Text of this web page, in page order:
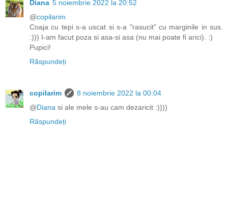
Diana 5 noiembrie 2022 la 20:52
@copilarim
Coaja cu tepi s-a uscat si s-a "rasucit" cu marginile in sus.
:))) I-am facut poza si asa-si asa (nu mai poate fi arici). :)
Pupici!
Răspundeți
copilarim
8 noiembrie 2022 la 00:04
@Diana si ale mele s-au cam dezaricit :))))
Răspundeți